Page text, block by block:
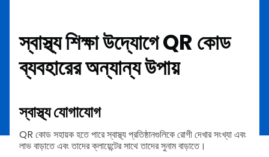
স্বাস্থ্য শিক্ষা উদ্যোগে QR কোড
ব্যবহারের অন্যান্য উপায়
স্বাস্থ্য যোগাযোগ
QR কোড সহায়ক হতে পারে স্বাস্থ্য প্রতিষ্ঠানগুলিকে রোগী দেখার সংখ্যা এবং
লাভ বাড়াতে এবং তাদের ক্লায়েন্টের সাথে তাদের সুনাম বাড়াতে।